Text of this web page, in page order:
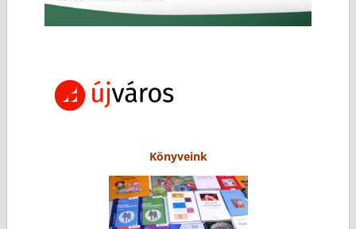
Könyveink